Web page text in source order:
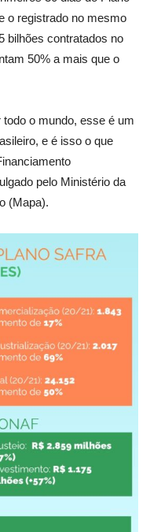
o registrado no mesmo
bilhões contratados no
50% a mais que o
o mundo, esse é um
e é isso o que
pelo Ministério da
(Mapa).